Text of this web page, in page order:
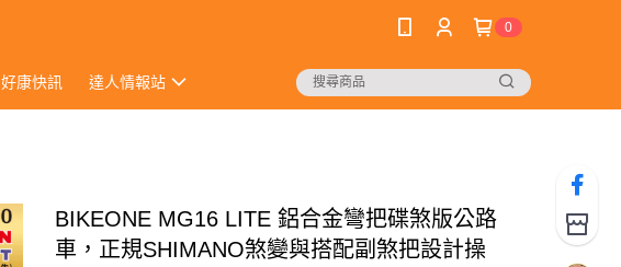
0
好康快訊 達人情報站
BIKEONE MG16 LITE 鋁合金彎把碟煞版公路
車，正規SHIMANO煞變與搭配副煞把設計操